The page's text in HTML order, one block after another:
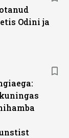
Odini ja